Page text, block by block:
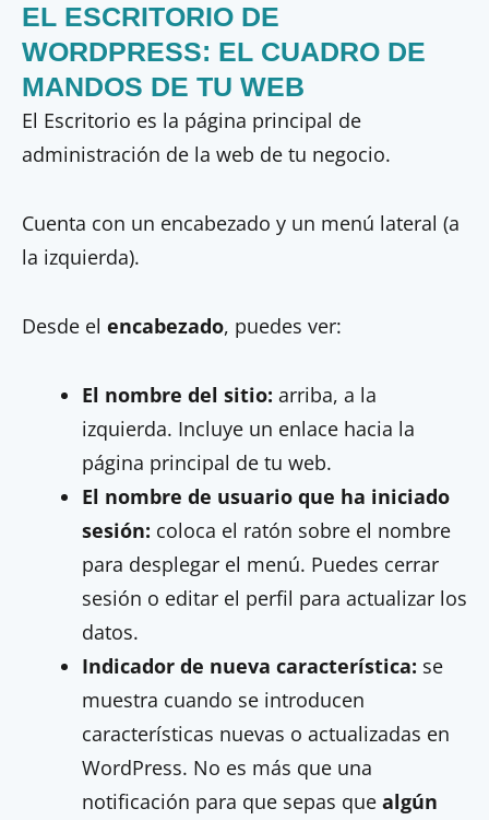
EL ESCRITORIO DE
WORDPRESS: EL CUADRO DE
MANDOS DE TU WEB
El Escritorio es la página principal de
administración de la web de tu negocio.
Cuenta con un encabezado y un menú lateral (a
la izquierda).
Desde el encabezado, puedes ver:
El nombre del sitio: arriba, a la
izquierda. Incluye un enlace hacia la
página principal de tu web.
El nombre de usuario que ha iniciado
sesión: coloca el ratón sobre el nombre
para desplegar el menú. Puedes cerrar
sesión o editar el perfil para actualizar los
datos.
Indicador de nueva característica: se
muestra cuando se introducen
características nuevas o actualizadas en
WordPress. No es más que una
notificación para que sepas que algún